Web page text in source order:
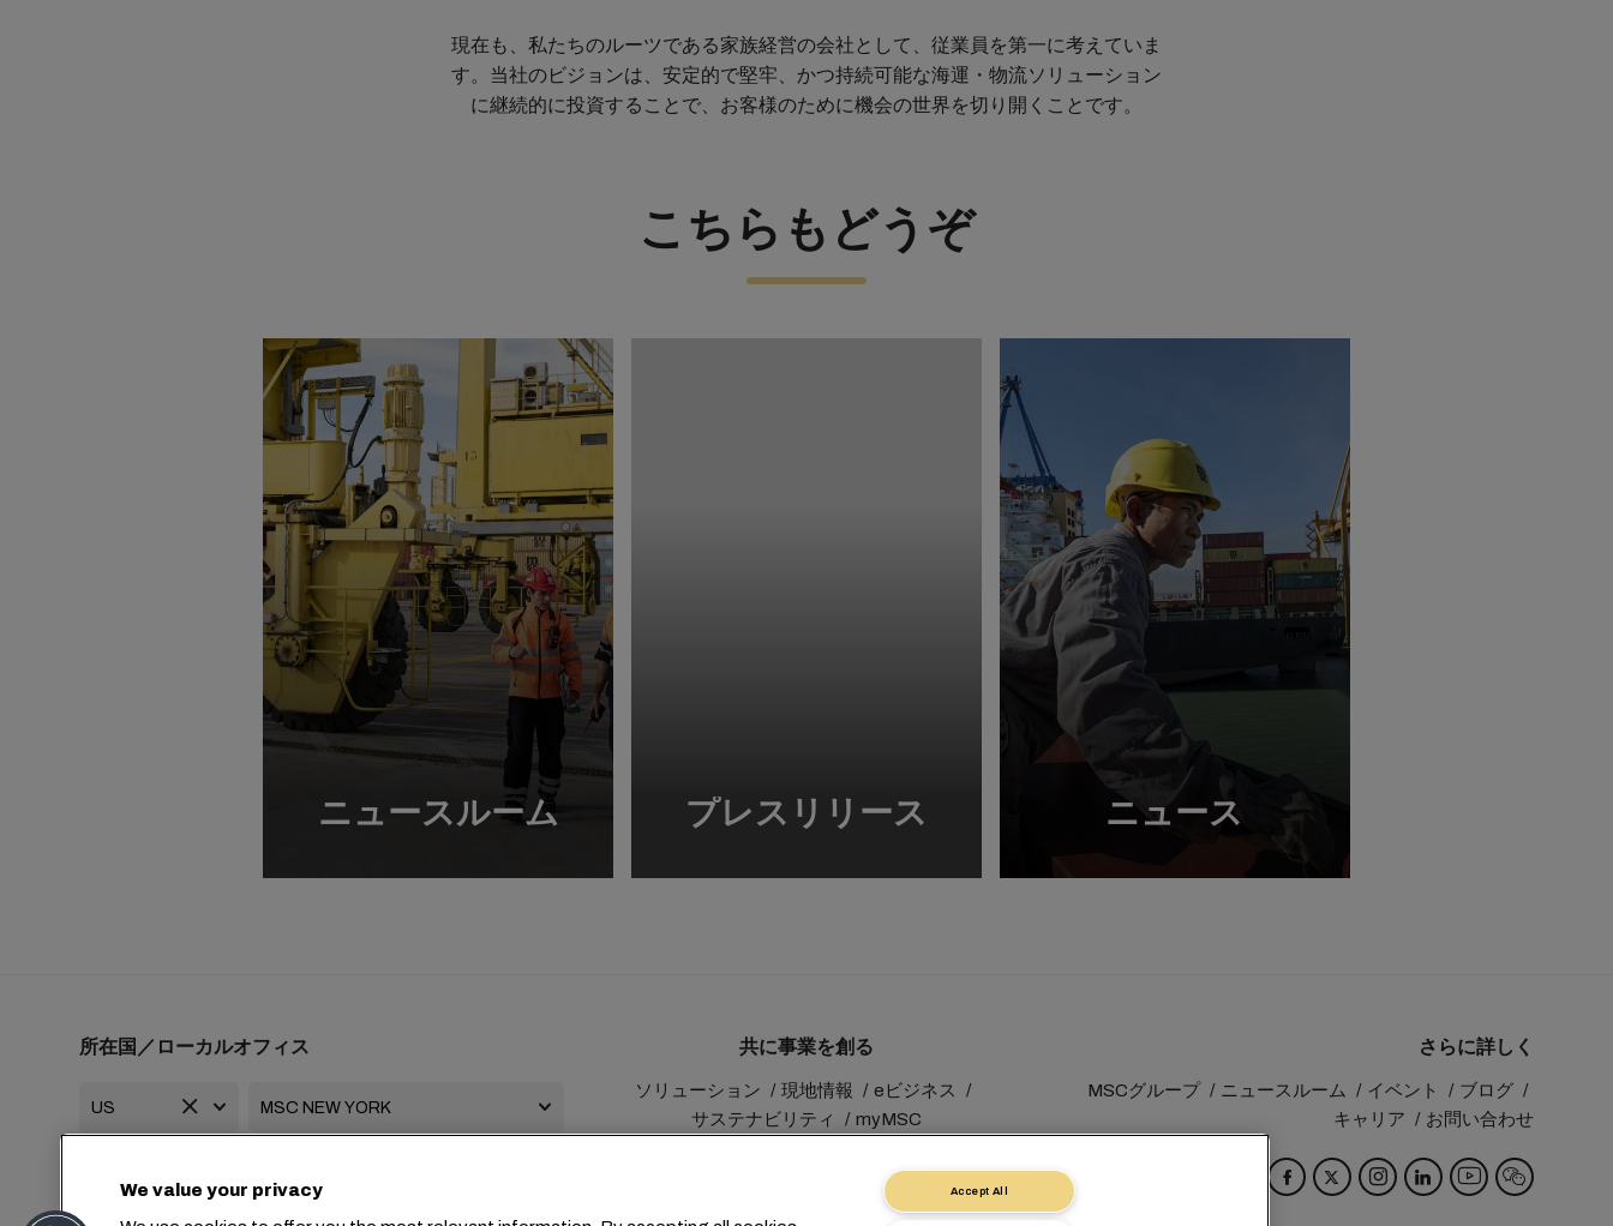
現在も、私たちのルーツである家族経営の会社として、従業員を第一に考えていま
す。当社のビジョンは、安定的で堅牢、かつ持続可能な海運・物流ソリューション
に継続的に投資することで、お客様のために機会の世界を切り開くことです。
こちらもどうぞ
ニュースルーム プレスリリース ニュース
所在国／ローカルオフィス 共に事業を創る
ソリューション 現地情報
eビジネス
サステナビリティ
myMSC
さらに詳しく
MSCグループ ニュースルーム イベント
ブログ
キャリア
お問い合わせ
We value your privacy
Accept All